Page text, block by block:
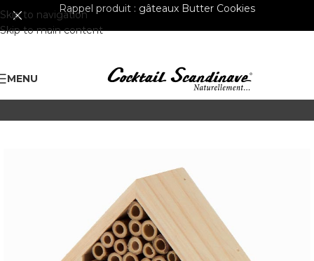
Skip to navigation
Skip to main content
Rappel produit : gâteaux Butter Cookies
MENU